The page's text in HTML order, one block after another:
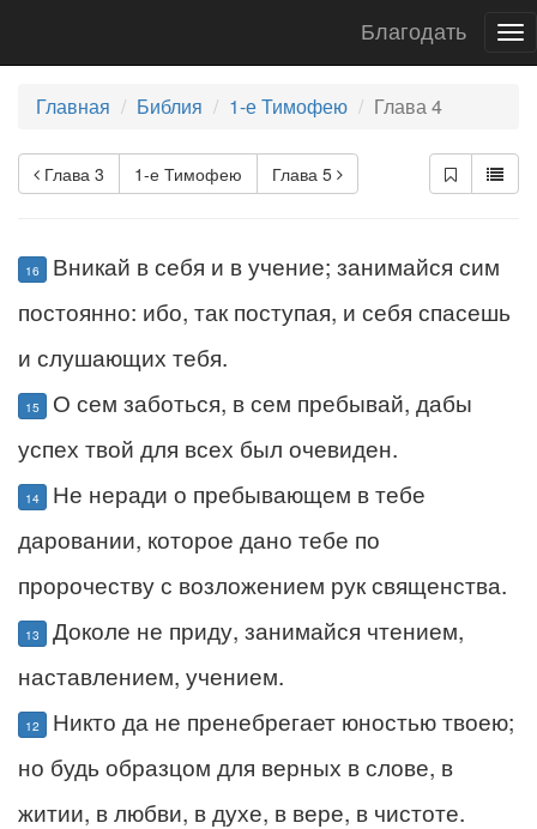
Благодать
Главная Библия 1-е Тимофею Глава 4
Глава 3 1-е Тимофею Глава 5
16
Вникай в себя и в учение; занимайся сим
постоянно: ибо, так поступая, и себя спасешь
и слушающих тебя.
15
О сем заботься, в сем пребывай, дабы
успех твой для всех был очевиден.
14
Не неради о пребывающем в тебе
даровании, которое дано тебе по
пророчеству с возложением рук священства.
13
Доколе не приду, занимайся чтением,
наставлением, учением.
12
Никто да не пренебрегает юностью твоею;
но будь образцом для верных в слове, в
житии, в любви, в духе, в вере, в чистоте.